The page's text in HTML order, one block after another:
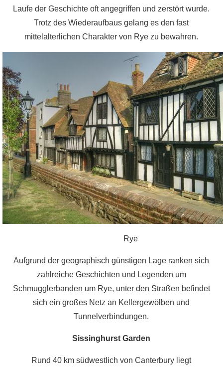
Laufe der Geschichte oft angegriffen und zerstört wurde.
Trotz des Wiederaufbaus gelang es den fast
mittelalterlichen Charakter von Rye zu bewahren.
Rye
Aufgrund der geographisch günstigen Lage ranken sich
zahlreiche Geschichten und Legenden um
Schmugglerbanden um Rye, unter den Straßen befindet
sich ein großes Netz an Kellergewölben und
Tunnelverbindungen.
Sissinghurst Garden
Rund 40 km südwestlich von Canterbury liegt